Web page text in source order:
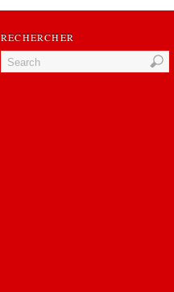
RECHERCHER